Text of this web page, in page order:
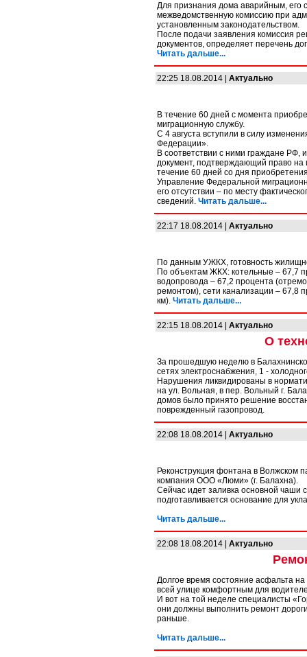
Для признания дома аварийным, его
межведомственную комиссию при
установленным законодательством.
После подачи заявления комиссия
документов, определяет перечень
Читать дальше...
22:25 18.08.2014 | Актуально
В течение 60 дней с момента
миграционную службу.
С 4 августа вступили в силу
Федерации».
В соответствии с ними граждане РФ,
документ, подтверждающий право на
течение 60 дней со дня
Управление Федеральной
его отсутствии – по месту
сведений. Читать дальше...
22:17 18.08.2014 | Актуально
По данным УЖКХ, готовность
По объектам ЖКХ: котельные – 67,7
водопровода – 67,2 процента
ремонтом), сети канализации – 67,8
км). Читать дальше...
22:15 18.08.2014 | Актуально
О
За прошедшую неделю в
сетях электроснабжения, 1 -
Нарушения ликвидированы в
на ул. Вольная, в пер. Вольный г.
домов было принято решение
поврежденный газопровод.
22:08 18.08.2014 | Актуально
Реконструкция фонтана в Волжском
компания ООО «Люми» (г. Балахна).
Сейчас идет заливка основной чаши
подготавливается основание для
Читать дальше...
22:08 18.08.2014 | Актуально
Долгое время состояние асфальта
всей улице комфортным для
И вот на той неделе специалисты
они должны выполнить ремонт
раньше.
Читать дальше...